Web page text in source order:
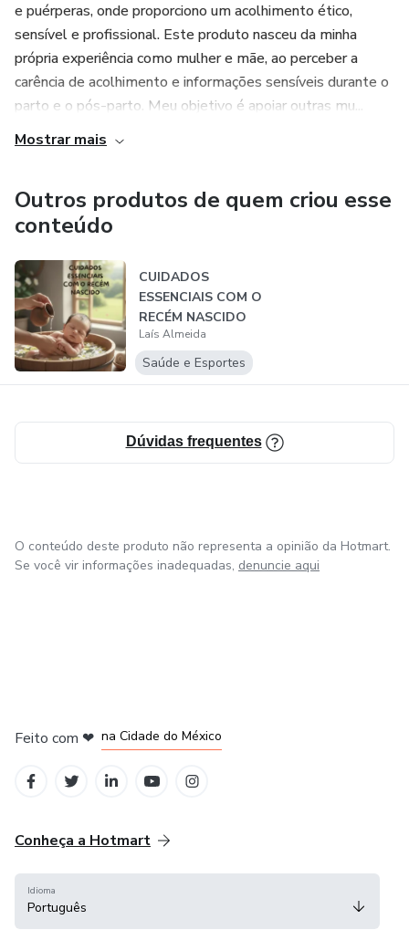
e puérperas, onde proporciono um acolhimento ético,
sensível e profissional. Este produto nasceu da minha
própria experiência como mulher e mãe, ao perceber a
carência de acolhimento e informações sensíveis durante o
parto e o pós-parto. Meu objetivo é apoiar outras mu...
Mostrar mais
Outros produtos de quem criou esse
conteúdo
CUIDADOS
ESSENCIAIS COM O
RECÉM NASCIDO
Laís Almeida
Saúde e Esportes
Dúvidas frequentes
O conteúdo deste produto não representa a opinião da Hotmart.
Se você vir informações inadequadas, denuncie aqui
Feito com ❤ na Cidade do México
Conheça a Hotmart
Idioma
Português